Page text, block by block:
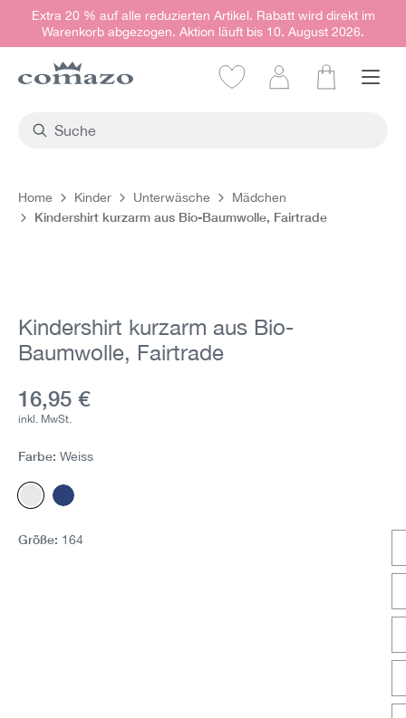
springen
Extra 20 % auf alle reduzierten Artikel. Rabatt wird direkt im
Warenkorb abgezogen. Aktion läuft bis 10. August 2026.
Home Kinder Unterwäsche Mädchen
Kindershirt kurzarm aus Bio-Baumwolle, Fairtrade
Kindershirt kurzarm aus Bio-
Baumwolle, Fairtrade
Aktueller Preis:
16,95 €
inkl. MwSt.
Farbe: Weiss
WeissMarine
Größe: 164